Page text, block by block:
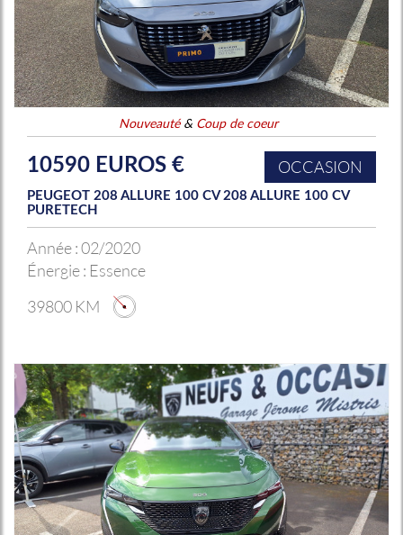
Nouveauté& Coup de coeur
10590 EUROS € OCCASION
PEUGEOT 208 ALLURE 100 CV 208 ALLURE 100 CV
PURETECH
Année :02/2020
Énergie : Essence
39800 KM